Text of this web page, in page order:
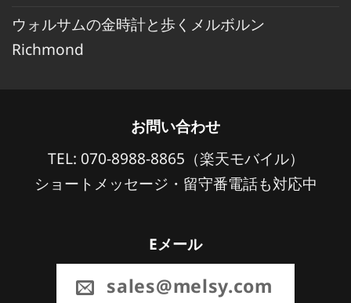
ウォルサムの金時計と歩くメルボルン
Richmond
お問い合わせ
TEL: 070-8988-8865（楽天モバイル）
ショートメッセージ・留守番電話も対応中
Eメール
sales@melsy.com